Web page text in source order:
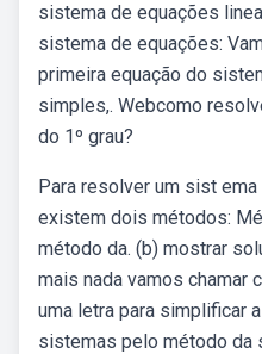
sistema de equações
sistema de equações:
primeira equação do
simples,. Webcomo
do 1º grau?
Para resolver um sist
existem dois métodos:
método da. (b) mostrar
mais nada vamos chamar
uma letra para simplificar
sistemas pelo método da